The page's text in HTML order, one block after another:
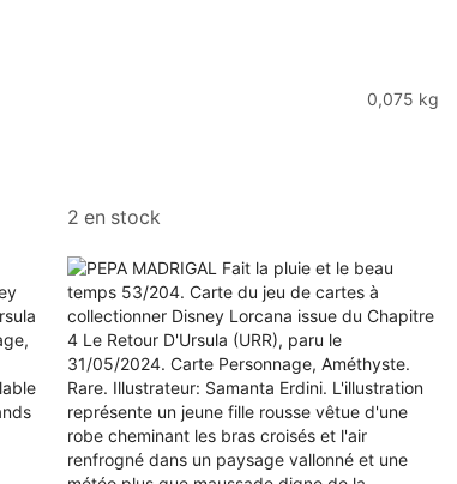
0,075 kg
2 en stock